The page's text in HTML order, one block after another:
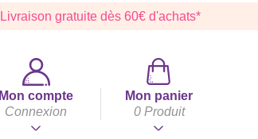
Livraison gratuite dès 60€ d'achats*
Mon compte
Connexion
Mon panier
0 Produit